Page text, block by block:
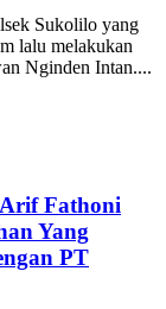
Sukolilo yang
lalu melakukan
Nginden Intan....
Fathoni
Yang
PT